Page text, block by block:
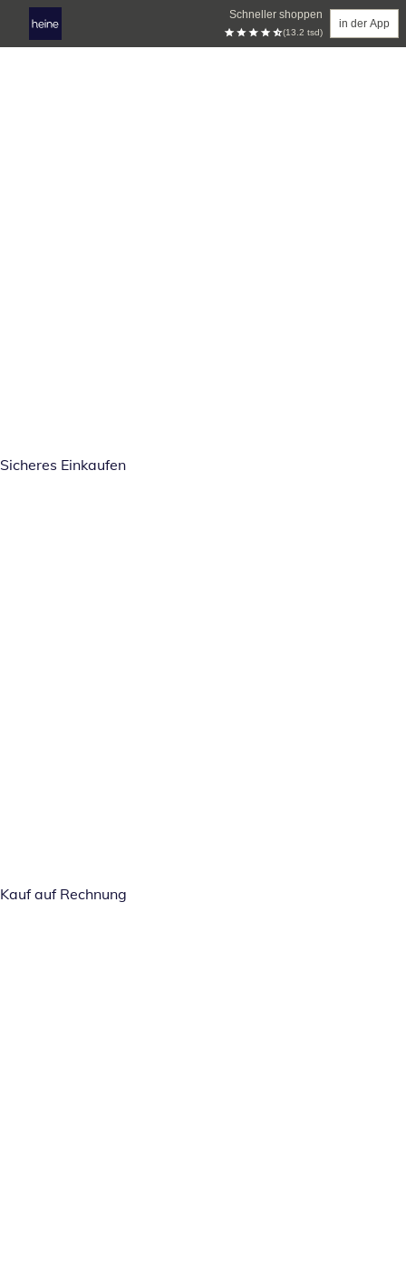
Schneller shoppen
(13.2 tsd)
in der App
Sicheres Einkaufen
Kauf auf Rechnung